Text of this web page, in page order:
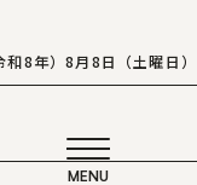
8年）8月8日（土曜日）